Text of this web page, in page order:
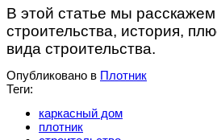
В этой статье мы
строительства, история,
вида строительства.
Опубликовано в Плотник
Теги:
каркасный дом
плотник